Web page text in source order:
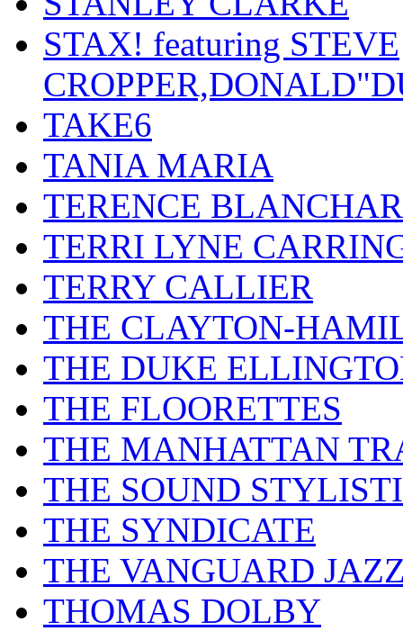
STAX! featuring STEVE
TAKE6
TANIA MARIA
TERENCE
TERRI LYNE
TERRY CALLIER
THE CLAYTON-
THE DUKE
THE FLOORETTES
THE MANHATTAN
THE SOUND
THE SYNDICATE
THE VANGUARD
THOMAS DOLBY